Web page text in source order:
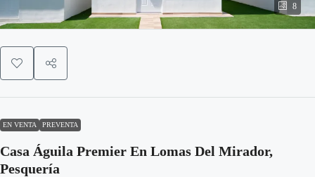
8
EN VENTA PREVENTA
Casa Águila Premier En Lomas Del Mirador,
Pesquería